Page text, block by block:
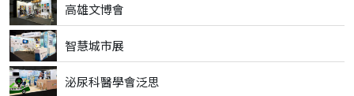
高雄文博會
智慧城市展
泌尿科醫學會泛思